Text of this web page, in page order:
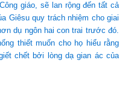
giáo, sẽ lan rộng đến tất cả
Giêsu quy trách nhiệm cho giai
dụ ngôn hai con trai trước đó.
thiết muốn cho họ hiểu rằng
chết bởi lòng dạ gian ác của